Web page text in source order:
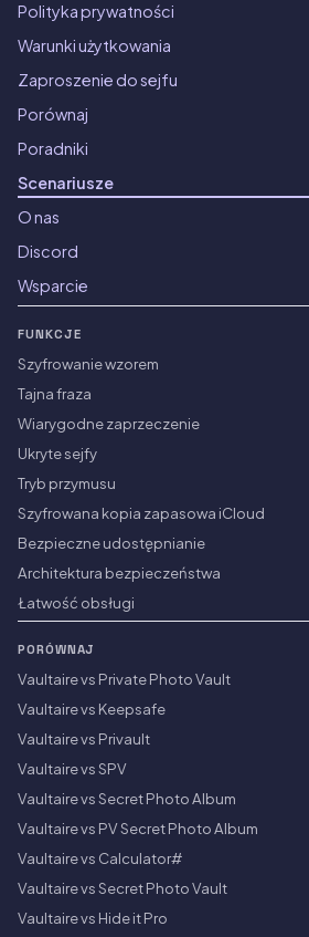
Polityka prywatności
Warunki użytkowania
Zaproszenie do sejfu
Porównaj
Poradniki
Scenariusze
O nas
Discord
Wsparcie
FUNKCJE
Szyfrowanie wzorem
Tajna fraza
Wiarygodne zaprzeczenie
Ukryte sejfy
Tryb przymusu
Szyfrowana kopia zapasowa iCloud
Bezpieczne udostępnianie
Architektura bezpieczeństwa
Łatwość obsługi
PORÓWNAJ
Vaultaire vs Private Photo Vault
Vaultaire vs Keepsafe
Vaultaire vs Privault
Vaultaire vs SPV
Vaultaire vs Secret Photo Album
Vaultaire vs PV Secret Photo Album
Vaultaire vs Calculator#
Vaultaire vs Secret Photo Vault
Vaultaire vs Hide it Pro